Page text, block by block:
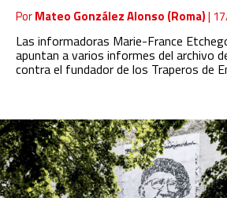
PorMateo González Alonso (Roma)|
Las informadoras Marie-France
apuntan a varios informes del archivo
contra el fundador de los Traperos de